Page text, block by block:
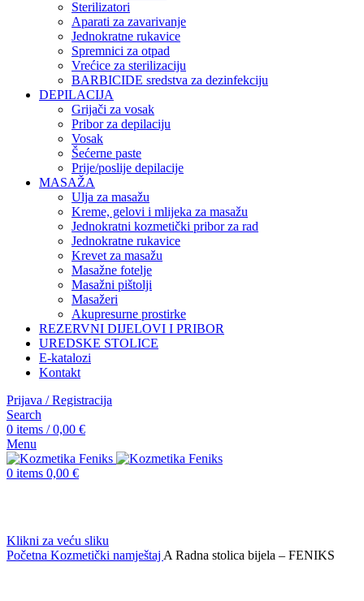
Sterilizatori
Aparati za zavarivanje
Jednokratne rukavice
Spremnici za otpad
Vrećice za sterilizaciju
BARBICIDE sredstva za dezinfekciju
DEPILACIJA
Grijači za vosak
Pribor za depilaciju
Vosak
Šećerne paste
Prije/poslije depilacije
MASAŽA
Ulja za masažu
Kreme, gelovi i mlijeka za masažu
Jednokratni kozmetički pribor za rad
Jednokratne rukavice
Krevet za masažu
Masažne fotelje
Masažni pištolji
Masažeri
Akupresurne prostirke
REZERVNI DIJELOVI I PRIBOR
UREDSKE STOLICE
E-katalozi
Kontakt
Prijava / Registracija
Search
0 items / 0,00 €
Menu
0 items 0,00 €
Klikni za veću sliku
Početna Kozmetički namještaj A Radna stolica bijela – FENIKS